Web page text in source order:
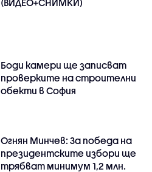
(ВИДЕО+СНИМКИ)
Боди камери ще записват
проверките на строителни
обекти в София
Огнян Минчев: За победа на
президентските избори ще
трябват минимум 1,2 млн.